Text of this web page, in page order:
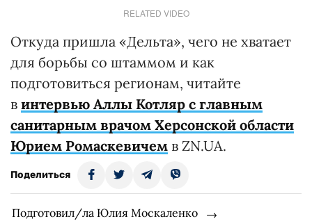
RELATED VIDEO
Откуда пришла «Дельта», чего не хватает
для борьбы со штаммом и как
подготовиться регионам, читайте
в интервью Аллы Котляр с главным
санитарным врачом Херсонской области
Юрием Ромаскевичем в ZN.UA.
Поделиться
Подготовил/ла Юлия Москаленко